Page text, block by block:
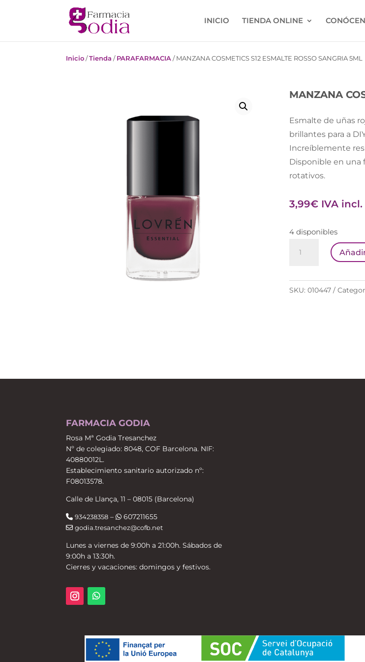
INICIO TIENDA ONLINE
Inicio/Tienda /PARAFARMACIA/MANZANA COSMETICS S12 ESMALTE ROSSO SANGRIA 5ML
MANZANA
Esmalte de uñas
brillantes para a
Increíblemente
Disponible en una
rotativos.
3,99€ IVA incl.
4 disponibles
COSMETICS
SKU:010447
FARMACIA GODIA
Rosa Mª Godia Tresanchez
Nº de colegiado: 8048, COF Barcelona. NIF:
40880012L.
Establecimiento sanitario autorizado nº:
F08013578.
Calle de Llança, 11 – 08015 (Barcelona)
934238358 – 607211655
godia.tresanchez@cofb.net
Lunes a viernes de 9:00h a 21:00h. Sábados de
9:00h a 13:30h.
Cierres y vacaciones: domingos y festivos.